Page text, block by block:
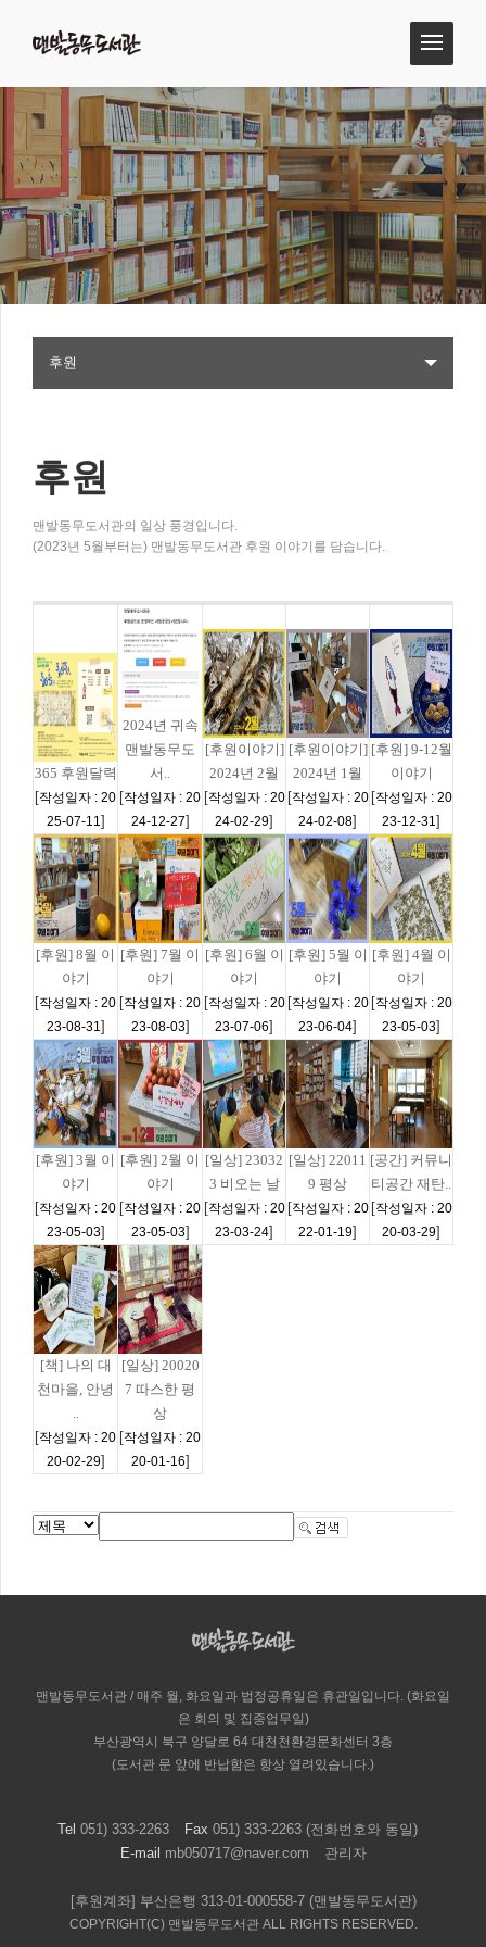
후원
후원
맨발동무도서관의 일상 풍경입니다.
(2023년 5월부터는) 맨발동무도서관 후원 이야기를 담습니다.
365 후원달력
[작성일자 : 20
25-07-11]
2024년 귀속
맨발동무도
서..
[작성일자 : 20
24-12-27]
[후원이야기]
2024년 2월
[작성일자 : 20
24-02-29]
[후원이야기]
2024년 1월
[작성일자 : 20
24-02-08]
[후원] 9-12월
이야기
[작성일자 : 20
23-12-31]
[후원] 8월 이
야기
[작성일자 : 20
23-08-31]
[후원] 7월 이
야기
[작성일자 : 20
23-08-03]
[후원] 6월 이
야기
[작성일자 : 20
23-07-06]
[후원] 5월 이
야기
[작성일자 : 20
23-06-04]
[후원] 4월 이
야기
[작성일자 : 20
23-05-03]
[후원] 3월 이
야기
[작성일자 : 20
23-05-03]
[후원] 2월 이
야기
[작성일자 : 20
23-05-03]
[일상] 23032
3 비오는 날
[작성일자 : 20
23-03-24]
[일상] 22011
9 평상
[작성일자 : 20
22-01-19]
[공간] 커뮤니
티공간 재탄..
[작성일자 : 20
20-03-29]
[책] 나의 대
천마을, 안녕
..
[작성일자 : 20
20-02-29]
[일상] 20020
7 따스한 평
상
[작성일자 : 20
20-01-16]
맨발동무도서관 / 매주 월, 화요일과 법정공휴일은 휴관일입니다. (화요일
은 회의 및 집중업무일)
부산광역시 북구 양달로 64 대천천환경문화센터 3층
(도서관 문 앞에 반납함은 항상 열려있습니다.)
Tel 051) 333-2263 Fax 051) 333-2263 (전화번호와 동일)
E-mail mb050717@naver.com 관리자
[후원계좌] 부산은행 313-01-000558-7 (맨발동무도서관)
COPYRIGHT(C) 맨발동무도서관 ALL RIGHTS RESERVED.